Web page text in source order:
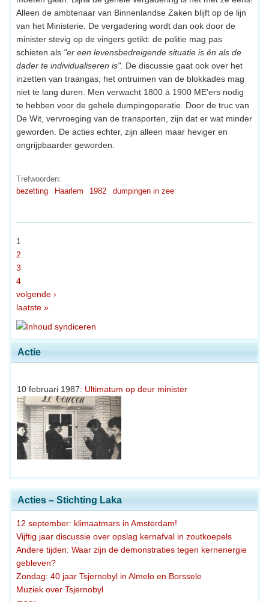
Actie
10 februari 1987: Ultimatum op deur minister
Acties – Stichting Laka
12 september: klimaatmars in Amsterdam!
Vijftig jaar discussie over opslag kernafval in zoutkoepels
Andere tijden: Waar zijn de demonstraties tegen kernenergie
gebleven?
Zondag: 40 jaar Tsjernobyl in Almelo en Borssele
Muziek over Tsjernobyl
Alleen de ambtenaar van Binnenlandse Zaken blijft op de lijn
van het Ministerie. De vergadering wordt dan ook door de
minister stevig op de vingers getikt: de politie mag pas
schieten als "er een levensbedreigende situatie is én als de
dader te individualiseren is". De discussie gaat ook over het
inzetten van traangas; het ontruimen van de blokkades mag
niet te lang duren. Men verwacht 1800 á 1900 ME'ers nodig
te hebben voor de gehele dumpingoperatie. Door de truc van
De Wit, vervroeging van de transporten, zijn dat er wat minder
geworden. De acties echter, zijn alleen maar heviger en
ongrijpbaarder geworden.
Trefwoorden:
bezetting
Haarlem 1982 dumpingen in zee
1
2
3
4
volgende ›
laatste »